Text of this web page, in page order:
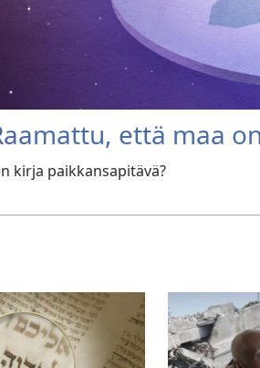
että maa
kirja paikkansapitävä?